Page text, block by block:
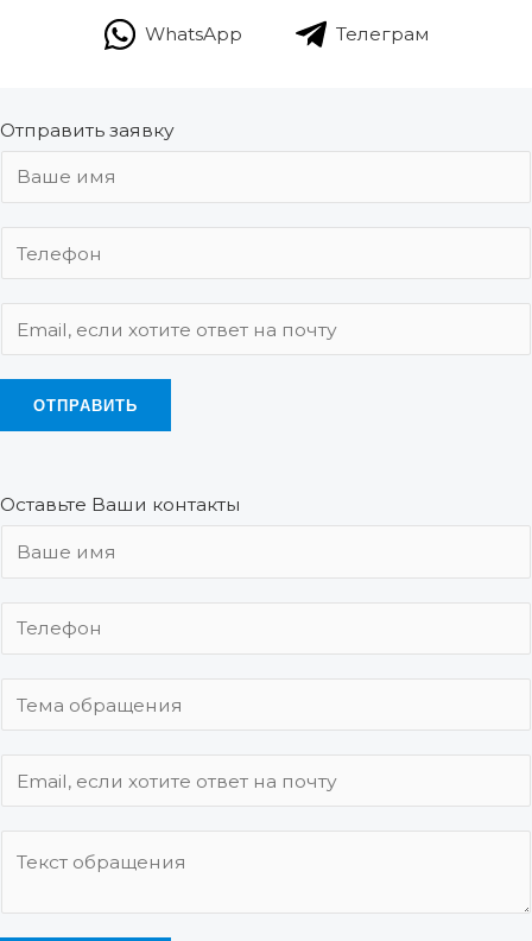
WhatsApp Телеграм
Отправить заявку
ОТПРАВИТЬ
Оставьте Ваши контакты